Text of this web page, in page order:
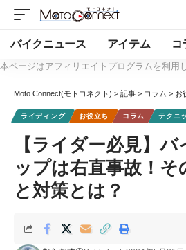
バイクニュース アイテム コ
本ページはアフィリエイトプログラムを利用
Moto Connect(モトコネクト) > 記事 > コラム > お
ライディング お役立ち コラム テクニ
【ライダー必見】
ップは右直事故！そ
と対策とは？